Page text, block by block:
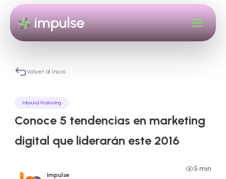
Volver al inicio
Inbound Marketing
Conoce 5 tendencias en marketing
digital que liderarán este 2016
Impulse
5 min